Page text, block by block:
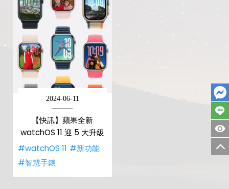
2024-06-11
【快訊】蘋果全新
watchOS 11 迎 5 大升級
#watchOS 11 #新功能
#智慧手錶